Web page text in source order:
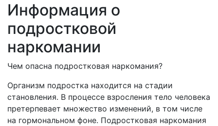
Информация о
подростковой
наркомании
Чем опасна подростковая наркомания?
Организм подростка находится на стадии
становления. В процессе взросления тело человека
претерпевает множество изменений, в том числе
на гормональном фоне. Подростковая наркомания